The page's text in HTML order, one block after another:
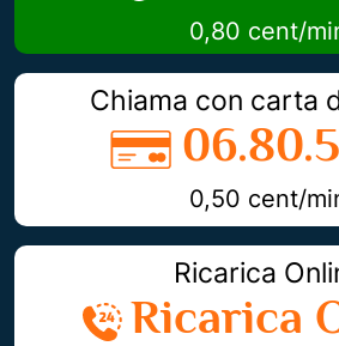
0,80 cent/
Chiama con carta
0,50 cent/
Ricarica
Ricarica